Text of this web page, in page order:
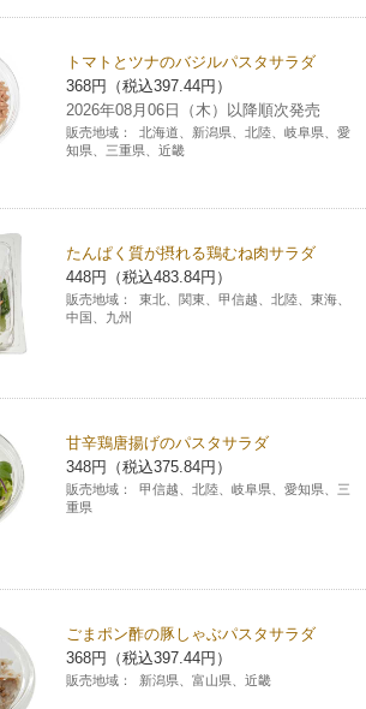
にチャージ
ビス
定）
店舗限定）
ェアリング（店舗限定）
リーシェアリング（店舗限定）
「ecbocloakエクボクローク」（店舗限定）
外事業
‐イレブン
商品力」
顔
史
ート
トマトとツナのバジルパスタサラダ
368円（税込397.44円）
2026年08月06日（木）以降順次発売
販売地域：
北海道、新潟県、北陸、岐阜県、愛
知県、三重県、近畿
たんぱく質が摂れる鶏むね肉サラダ
448円（税込483.84円）
販売地域：
東北、関東、甲信越、北陸、東海、
中国、九州
甘辛鶏唐揚げのパスタサラダ
348円（税込375.84円）
販売地域：
甲信越、北陸、岐阜県、愛知県、三
重県
ごまポン酢の豚しゃぶパスタサラダ
368円（税込397.44円）
販売地域： 新潟県、富山県、近畿